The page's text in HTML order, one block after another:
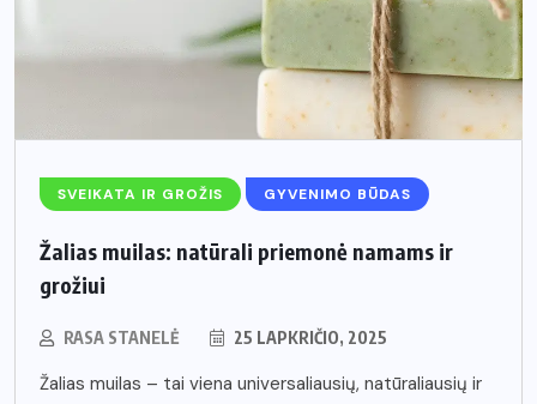
SVEIKATA IR GROŽIS GYVENIMO BŪDAS
Žalias muilas: natūrali priemonė namams ir
grožiui
RASA STANELĖ 25 LAPKRIČIO, 2025
Žalias muilas – tai viena universaliausių, natūraliausių ir